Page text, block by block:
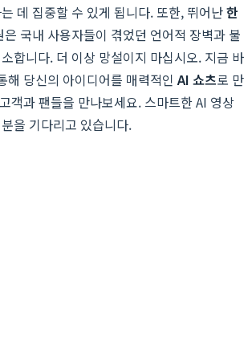
데 집중할 수 있게 됩니다. 또한, 뛰어난한
은 국내 사용자들이 겪었던 언어적 장벽과 불
합니다. 더 이상 망설이지 마십시오. 지금 바
해 당신의 아이디어를 매력적인AI 쇼츠로 만
객과 팬들을 만나보세요. 스마트한 AI 영상
을 기다리고 있습니다.